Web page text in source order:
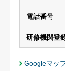
電話番号
研修機関登
Googleマッ